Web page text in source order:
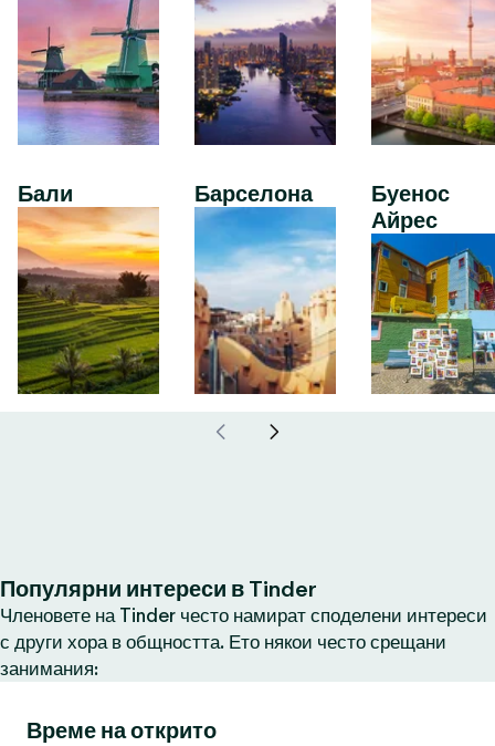
Бали Барселона
Буенос
Айрес
Популярни интереси в Tinder
Членовете на Tinder често намират споделени интереси
с други хора в общността. Ето някои често срещани
занимания:
Време на открито